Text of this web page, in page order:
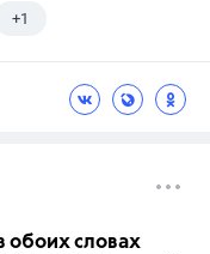
+1
обоих словах